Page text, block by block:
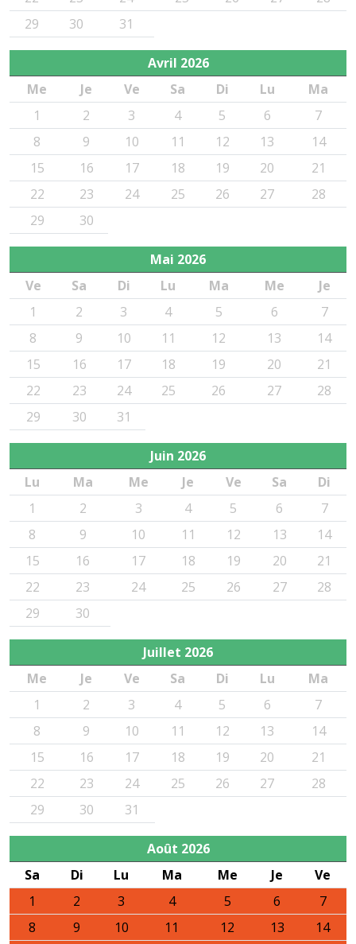
29
30 31
Avril 2026
Me
Je Ve Sa Di Lu
Ma
1
2 3 4 5 6
7
8
9 10 11 12 13
14
15
16 17 18 19 20
21
22
23 24 25 26 27
28
29
30
Mai 2026
Ve
Sa Di Lu Ma Me
Je
1
2 3 4 5 6
7
8
9 10 11 12 13
14
15
16 17 18 19 20
21
22
23 24 25 26 27
28
29
30 31
Juin 2026
Lu
Ma Me Je Ve Sa
Di
1
2 3 4 5 6
7
8
9 10 11 12 13
14
15
16 17 18 19 20
21
22
23 24 25 26 27
28
29
30
Juillet 2026
Me
Je Ve Sa Di Lu
Ma
1
2 3 4 5 6
7
8
9 10 11 12 13
14
15
16 17 18 19 20
21
22
23 24 25 26 27
28
29
30 31
Août 2026
Sa
Di Lu Ma Me Je
Ve
1
2 3 4 5 6
7
8
9 10 11 12 13
14